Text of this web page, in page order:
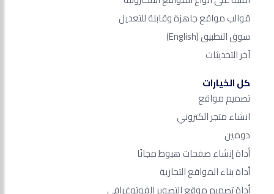
قوالب مواقع جاهزة وقابلة للتعديل
سوق التطبيق(English)
آخر التحديثات
كل الخيارات
تصميم مواقع
انشاء متجر الكتروني
دومين
أداة إنشاء صفحات هبوط مجانًا
أداة بناء المواقع التجارية
أداة تصميم موقع التصوير الفوتوغرافي